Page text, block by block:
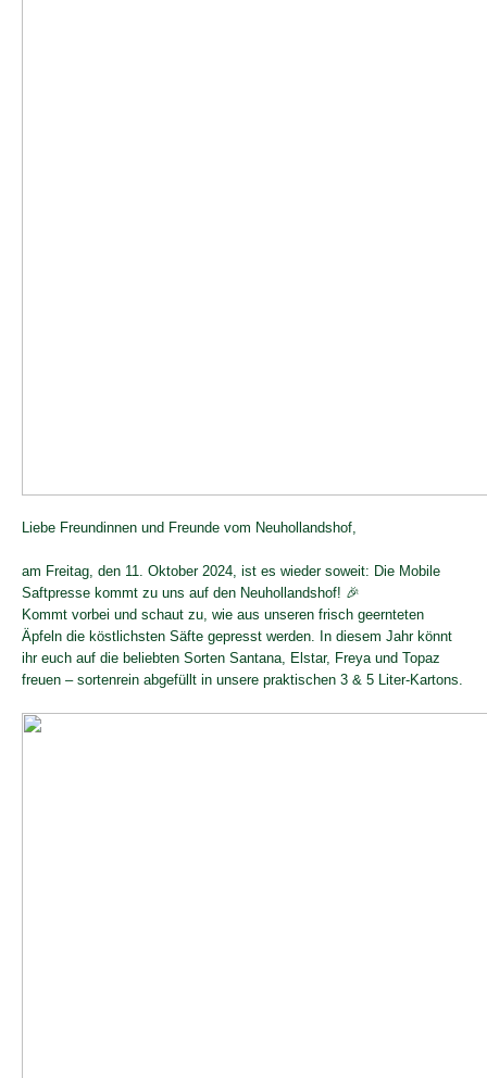
Liebe Freundinnen und Freunde vom Neuhollandshof,
am Freitag, den 11. Oktober 2024, ist es wieder soweit: Die Mobile
Saftpresse kommt zu uns auf den Neuhollandshof! 🎉
Kommt vorbei und schaut zu, wie aus unseren frisch geernteten
Äpfeln die köstlichsten Säfte gepresst werden. In diesem Jahr könnt
ihr euch auf die beliebten Sorten Santana, Elstar, Freya und Topaz
freuen – sortenrein abgefüllt in unsere praktischen 3 & 5 Liter-Kartons.